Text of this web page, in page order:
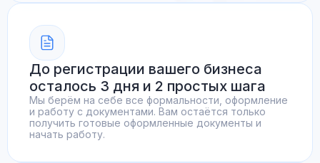
До регистрации вашего бизнеса
осталось 3 дня и 2 простых шага
Мы берём на себе все формальности, оформление
и работу с документами. Вам остаётся только
получить готовые оформленные документы и
начать работу.